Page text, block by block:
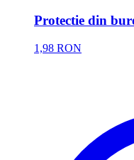
Protectie din
1,98 RON